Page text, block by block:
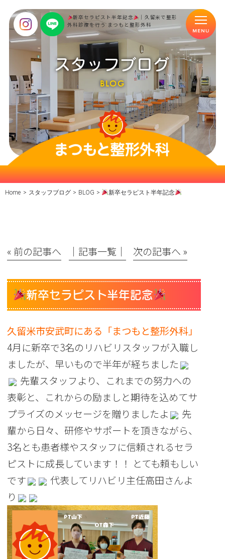
新卒セラピスト半年記念
｜久留米で整形
外科診療を行う まつもと整形外科
スタッフブログ
BLOG
Home > スタッフブログ > BLOG > 新卒セラピスト半年記念
« 前の記事へ │記事一覧│ 次の記事へ »
新卒セラピスト半年記念
久留米市安武町にある「まつもと整形外科」
4月に新卒で3名のリハビリスタッフが入職し
ましたが、早いもので半年が経ちました
先輩スタッフより、これまでの努力への
表彰と、これからの励ましと期待を込めてサ
プライズのメッセージを贈りましたよ
先
輩から日々、研修やサポートを頂きながら、
3名とも患者様やスタッフに信頼されるセラ
ピストに成長しています！！ とても頼もしい
です
代表してリハビリ主任高田さんよ
り